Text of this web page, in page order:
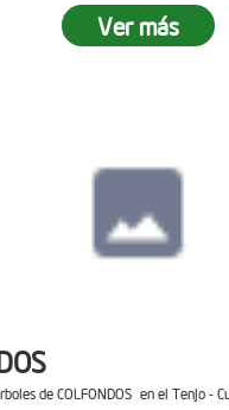
Ver más
de COLFONDOS en el Tenjo -